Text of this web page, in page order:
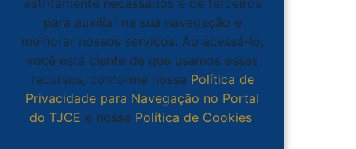
estritamente necessários e de terceiros
para auxiliar na sua navegação e
melhorar nossos serviços. Ao acessá-lo,
você está ciente de que usamos esses
recursos, conforme nossa Política de
Privacidade para Navegação no Portal
do TJCE e nossa Política de Cookies.